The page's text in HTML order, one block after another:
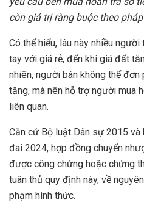
còn giá trị ràng buộc theo
Có thể hiểu, lâu này nhiều
tay với giá rẻ, đến khi giá đất
nhiên, người bán không thể
tăng, mà nên hỗ trợ người mua
liên quan.
Căn cứ Bộ luật Dân sự 2015
đai 2024, hợp đồng chuyển
được công chứng hoặc chứng
tuân thủ quy định này, về
phạm hình thức.